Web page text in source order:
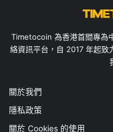
Timetocoin 為香港首間專為
絡資訊平台，自 2017 年起致
關於我們
隱私政策
關於 Cookies 的使用